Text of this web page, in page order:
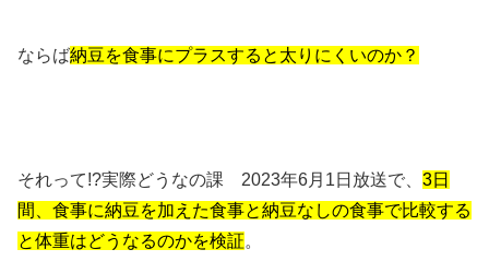
ならば納豆を食事にプラスすると太りにくいのか？
それって!?実際どうなの課 2023年6月1日放送で、 3日
間、食事に納豆を加えた食事と納豆なしの食事で比較する
と体重はどうなるのかを検証。